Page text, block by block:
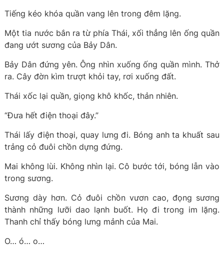
Tiếng kéo khóa quần vang lên trong đêm lặng.
Một tia nước bắn ra từ phía Thái, xối thẳng lên ống quần
đang ướt sương của Bảy Dân.
Bảy Dân đứng yên. Ông nhìn xuống ống quần mình. Thở
ra. Cây đờn kìm trượt khỏi tay, rơi xuống đất.
Thái xốc lại quần, giọng khô khốc, thản nhiên.
“Đưa hết điện thoại đây.”
Thái lấy điện thoại, quay lưng đi. Bóng anh ta khuất sau
trảng cỏ đuôi chồn dựng đứng.
Mai không lùi. Không nhìn lại. Cô bước tới, bóng lẫn vào
trong sương.
Sương dày hơn. Cỏ đuôi chồn vươn cao, đọng sương
thành những lưỡi dao lạnh buốt. Họ đi trong im lặng.
Thanh chỉ thấy bóng lưng mảnh của Mai.
O… ó… o…